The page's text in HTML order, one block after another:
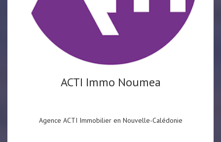
ACTI Immo Noumea
Agence ACTI Immobilier en Nouvelle-Calédonie